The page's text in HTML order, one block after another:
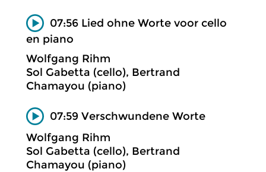
07:56 Lied ohne Worte voor cello
en piano
Wolfgang Rihm
Sol Gabetta (cello), Bertrand
Chamayou (piano)
07:59 Verschwundene Worte
Wolfgang Rihm
Sol Gabetta (cello), Bertrand
Chamayou (piano)